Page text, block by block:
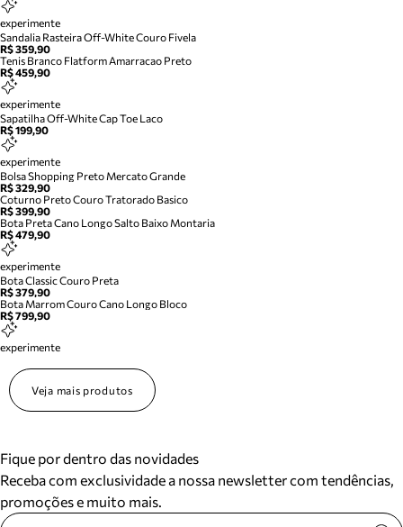
experimente
Sandalia Rasteira Off-White Couro Fivela
R$ 359,90
Tenis Branco Flatform Amarracao Preto
R$ 459,90
experimente
Sapatilha Off-White Cap Toe Laco
R$ 199,90
experimente
Bolsa Shopping Preto Mercato Grande
R$ 329,90
Coturno Preto Couro Tratorado Basico
R$ 399,90
Bota Preta Cano Longo Salto Baixo Montaria
R$ 479,90
experimente
Bota Classic Couro Preta
R$ 379,90
Bota Marrom Couro Cano Longo Bloco
R$ 799,90
experimente
Veja mais produtos
Fique por dentro das novidades
Receba com exclusividade a nossa newsletter com tendências,
promoções e muito mais.